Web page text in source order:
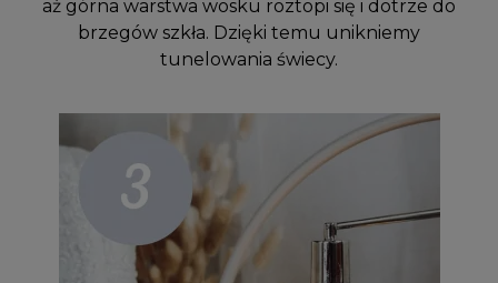
aż górna warstwa wosku roztopi się i dotrze do
brzegów szkła. Dzięki temu unikniemy
tunelowania świecy.